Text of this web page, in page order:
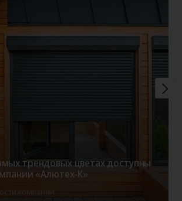
трендовых цветах доступны
«Алютех-К»
компании